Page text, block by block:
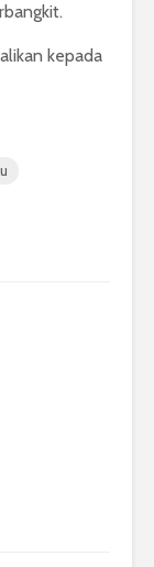
kepada